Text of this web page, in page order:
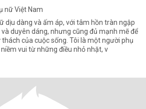
nữ Việt Nam
dịu dàng và ấm áp, với tâm hồn tràn ngập
duyên dáng, nhưng cũng đủ mạnh mẽ để
của cuộc sống. Tôi là một người phụ
vui từ những điều nhỏ nhặt, v